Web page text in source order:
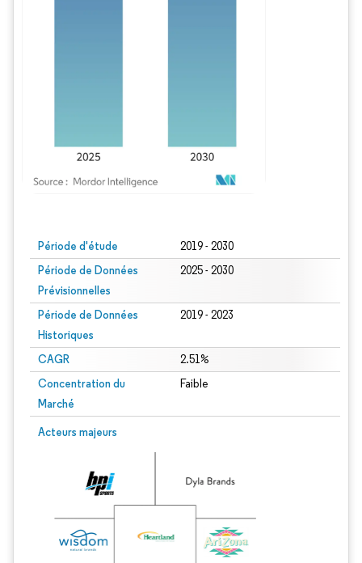
Période d'étude 2019 - 2030
Période de Données
Prévisionnelles
2025 - 2030
Période de Données
Historiques
2019 - 2023
CAGR 2.51%
Concentration du
Marché
Faible
Acteurs majeurs